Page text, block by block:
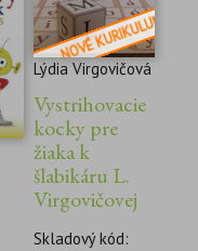
Lýdia Virgovičová
Vystrihovacie
kocky pre
žiaka k
šlabikáru L.
Virgovičovej
Skladový kód: